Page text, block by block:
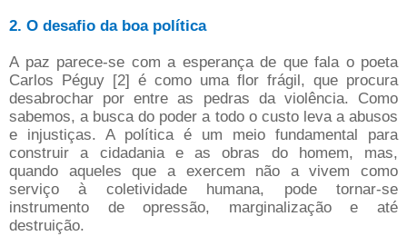
2. O desafio da boa política
A paz parece-se com a esperança de que fala o poeta
Carlos Péguy [2] é como uma flor frágil, que procura
desabrochar por entre as pedras da violência. Como
sabemos, a busca do poder a todo o custo leva a abusos
e injustiças. A política é um meio fundamental para
construir a cidadania e as obras do homem, mas,
quando aqueles que a exercem não a vivem como
serviço à coletividade humana, pode tornar-se
instrumento de opressão, marginalização e até
destruição.